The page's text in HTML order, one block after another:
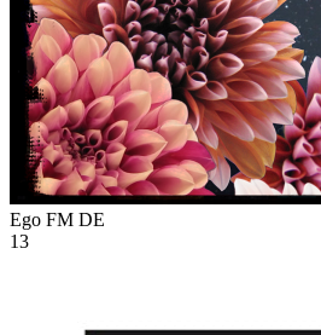
Ego FM DE
13